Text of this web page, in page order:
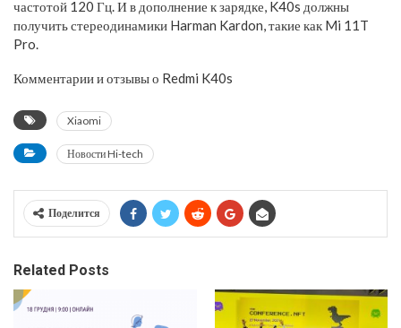
частотой 120 Гц. И в дополнение к зарядке, K40s должны
получить стереодинамики Harman Kardon, такие как Mi 11T
Pro.
Комментарии и отзывы о Redmi K40s
Xiaomi
Новости Hi-tech
Поделится
Related Posts